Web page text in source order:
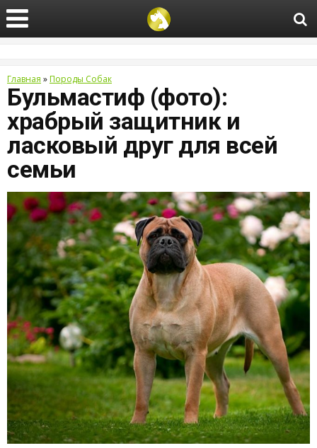
Главная »Породы Собак
Бульмастиф (фото):
храбрый защитник и
ласковый друг для всей
семьи